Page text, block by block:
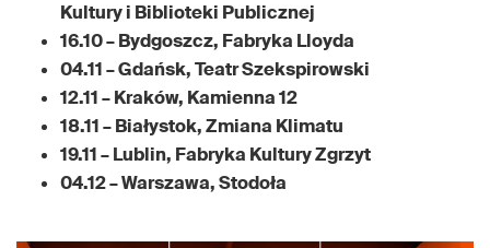
Kultury i Biblioteki Publicznej
16.10 – Bydgoszcz, Fabryka Lloyda
04.11 – Gdańsk, Teatr Szekspirowski
12.11 – Kraków, Kamienna 12
18.11 – Białystok, Zmiana Klimatu
19.11 – Lublin, Fabryka Kultury Zgrzyt
04.12 – Warszawa, Stodoła